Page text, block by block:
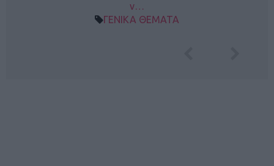
ν…
ΓΕΝΙΚΑ ΘΕΜΑΤΑ